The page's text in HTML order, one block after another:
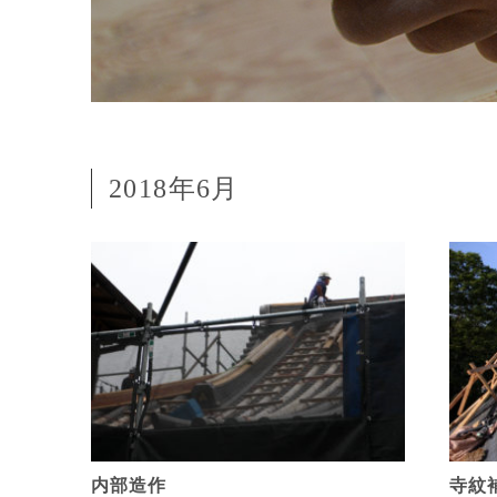
2018年6月
内部造作 寺紋